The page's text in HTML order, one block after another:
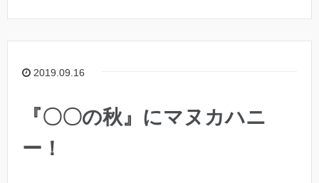
2019.09.16
『〇〇の秋』にマヌカハニ
ー！